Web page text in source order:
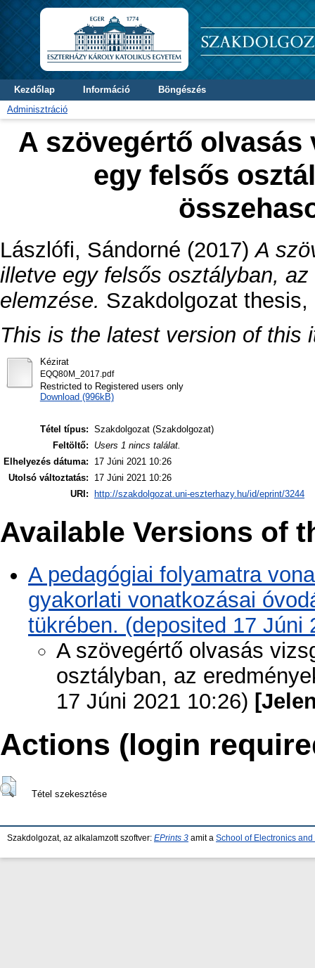
Kezdőlap Információ
Böngészés
Adminisztráció
A szövegértő
egy felsős
Lászlófi, Sándorné (2017)A
illetve egy felsős osztályban,
elemzése. Szakdolgozat thesis,
This is the latest version of this
Kézirat
EQQ80M_2017.pdf
Restricted to Registered users only
Download (996kB)
Tétel típus: Szakdolgozat (Szakdolgozat)
Feltöltő:
Users 1 nincs találat.
Elhelyezés dátuma:
17 Júni 2021 10:26
Utolsó változtatás:
17 Júni 2021 10:26
URI:
http://szakdolgozat.uni-eszterhazy.hu/id/eprint/3244
Available Versions of
A pedagógiai folyamatra
gyakorlati vonatkozásai
tükrében. (deposited 17 Júni
A szövegértő olvasás
osztályban, az
17 Júni 2021 10:26)
Actions (login
Tétel szekesztése
Szakdolgozat, az alkalamzott szoftver: EPrints 3 amit a School of Electronics